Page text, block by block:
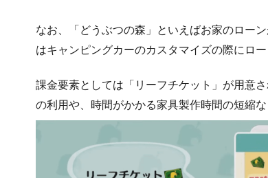
なお、「どうぶつの森」といえばお家のロー
はキャンピングカーのカスタマイズの際にロ
課金要素としては「リーフチケット」が用意
の利用や、時間がかかる家具製作時間の短縮な